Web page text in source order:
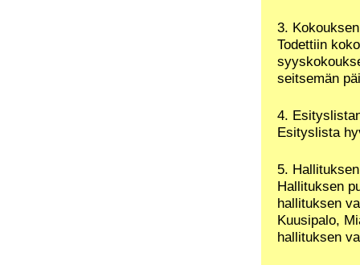
3.
Todettiin
seitsemän
4.
Esityslista
5.
Hallituksen
hallituksen
Kuusipalo,
hallituksen